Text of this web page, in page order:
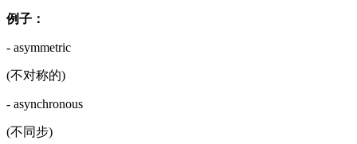
例子：
- asymmetric
(不对称的)
- asynchronous
(不同步)